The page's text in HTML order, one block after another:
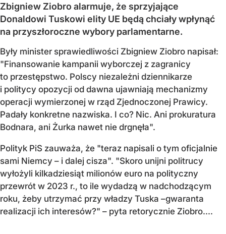
Zbigniew Ziobro alarmuje, że sprzyjające
Donaldowi Tuskowi elity UE będą chciały wpłynąć
na przyszłoroczne wybory parlamentarne.
Były minister sprawiedliwości Zbigniew Ziobro napisał:
"Finansowanie kampanii wyborczej z zagranicy
to przestępstwo. Polscy niezależni dziennikarze
i politycy opozycji od dawna ujawniają mechanizmy
operacji wymierzonej w rząd Zjednoczonej Prawicy.
Padały konkretne nazwiska. I co? Nic. Ani prokuratura
Bodnara, ani Żurka nawet nie drgnęła".
Polityk PiS zauważa, że "teraz napisali o tym oficjalnie
sami Niemcy – i dalej cisza". "Skoro unijni politrucy
wyłożyli kilkadziesiąt milionów euro na polityczny
przewrót w 2023 r., to ile wydadzą w nadchodzącym
roku, żeby utrzymać przy władzy Tuska –gwaranta
realizacji ich interesów?" – pyta retorycznie Ziobro....